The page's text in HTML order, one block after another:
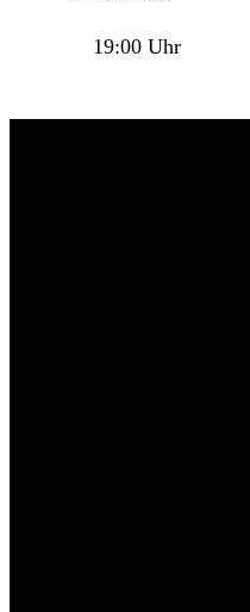
19:00 Uhr